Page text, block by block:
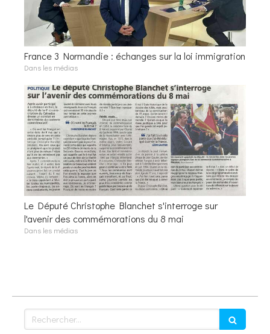
France 3 Normandie : échanges sur la loi immigration
Dans les médias
Le Député Christophe Blanchet s'interroge sur
l'avenir des commémorations du 8 mai
Dans les médias
Rechercher